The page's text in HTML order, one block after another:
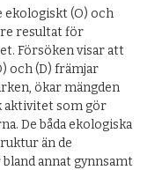
ekologiskt (O) och
resultat för
Försöken visar att
och (D) främjar
ökar mängden
aktivitet som gör
De båda ekologiska
än de
annat gynnsamt